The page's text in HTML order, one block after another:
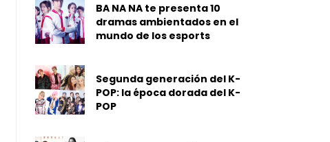
BA NA NA te presenta 10
dramas ambientados en el
mundo de los esports
Segunda generación del K-
POP: la época dorada del K-
POP